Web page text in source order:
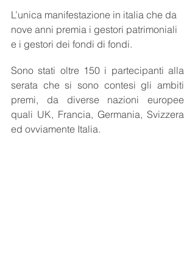
L’unica manifestazione in italia che da
nove anni premia i gestori patrimoniali
e i gestori dei fondi di fondi.
Sono stati oltre 150 i partecipanti alla
serata che si sono contesi gli ambiti
premi, da diverse nazioni europee
quali UK, Francia, Germania, Svizzera
ed ovviamente Italia.